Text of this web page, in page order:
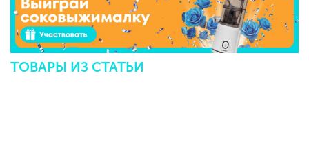
ТОВАРЫ ИЗ СТАТЬИ